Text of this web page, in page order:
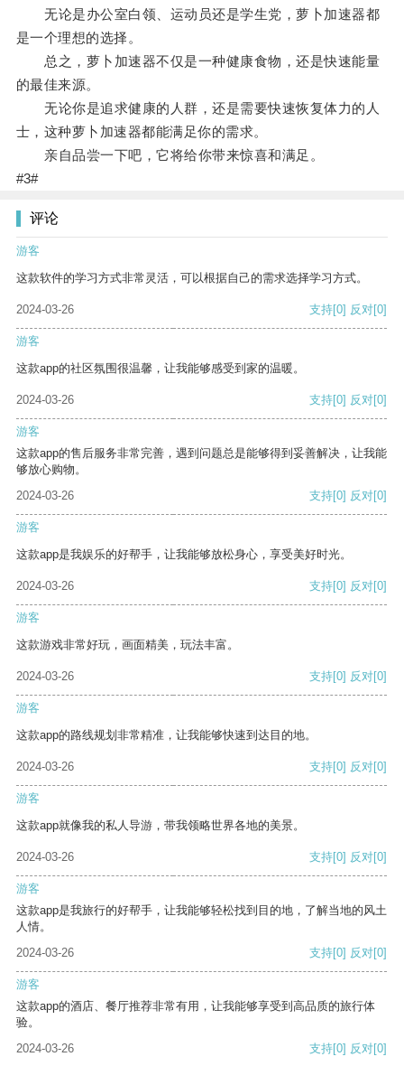
无论是办公室白领、运动员还是学生党，萝卜加速器都
是一个理想的选择。
总之，萝卜加速器不仅是一种健康食物，还是快速能量
的最佳来源。
无论你是追求健康的人群，还是需要快速恢复体力的人
士，这种萝卜加速器都能满足你的需求。
亲自品尝一下吧，它将给你带来惊喜和满足。
#3#
评论
游客
这款软件的学习方式非常灵活，可以根据自己的需求选择学习方式。
2024-03-26 支持[0] 反对[0]
游客
这款app的社区氛围很温馨，让我能够感受到家的温暖。
2024-03-26 支持[0] 反对[0]
游客
这款app的售后服务非常完善，遇到问题总是能够得到妥善解决，让我能
够放心购物。
2024-03-26
支持[0] 反对[0]
游客
这款app是我娱乐的好帮手，让我能够放松身心，享受美好时光。
2024-03-26 支持[0] 反对[0]
游客
这款游戏非常好玩，画面精美，玩法丰富。
2024-03-26 支持[0] 反对[0]
游客
这款app的路线规划非常精准，让我能够快速到达目的地。
2024-03-26 支持[0] 反对[0]
游客
这款app就像我的私人导游，带我领略世界各地的美景。
2024-03-26 支持[0] 反对[0]
游客
这款app是我旅行的好帮手，让我能够轻松找到目的地，了解当地的风土
人情。
2024-03-26
支持[0] 反对[0]
游客
这款app的酒店、餐厅推荐非常有用，让我能够享受到高品质的旅行体
验。
2024-03-26
支持[0] 反对[0]